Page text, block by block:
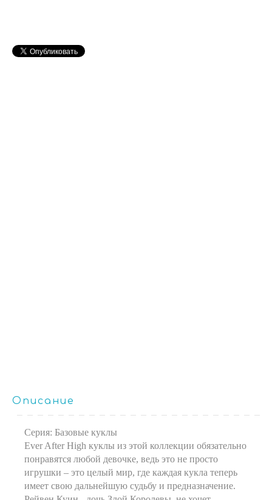
Описание
Серия: Базовые куклы
Ever After High куклы из этой коллекции обязательно
понравятся любой девочке, ведь это не просто
игрушки – это целый мир, где каждая кукла теперь
имеет свою дальнейшую судьбу и предназначение.